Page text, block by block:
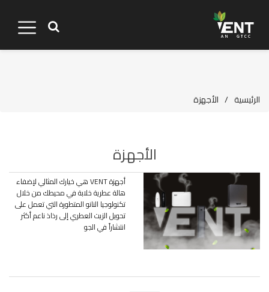
الرئيسية / الأجهزة
الأجهزة
أجهزة VENT هي خيارك المثالي لإضفاء
هالة عطرية خلابة في محيطك من خلال
تكنولوجيا النانو المتطورة التي تعمل على
تحويل الزيت العطري إلى رذاذ ناعم أكثر
انتشاراً في الجو